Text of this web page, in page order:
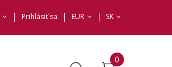
Prihlásiť sa EUR SK
0